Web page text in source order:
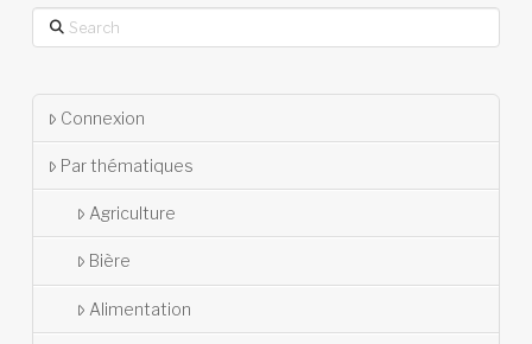
Search
Connexion
Par thématiques
Agriculture
Bière
Alimentation